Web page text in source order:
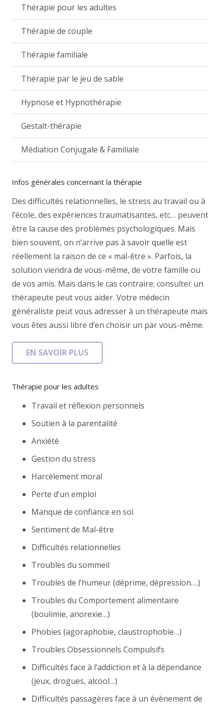
Thérapie pour les adultes
Thérapie de couple
Thérapie familiale
Thérapie par le jeu de sable
Hypnose et Hypnothérapie
Gestalt-thérapie
Médiation Conjugale & Familiale
Infos générales concernant la thérapie
Des difficultés relationnelles, le stress au travail ou à
l’école, des expériences traumatisantes, etc… peuvent
être la cause des problèmes psychologiques. Mais
bien souvent, on n’arrive pas à savoir quelle est
réellement la raison de ce « mal-être ». Parfois, la
solution viendra de vous-même, de votre famille ou
de vos amis. Mais dans le cas contraire; consulter un
thérapeute peut vous aider. Votre médecin
généraliste peut vous adresser à un thérapeute mais
vous êtes aussi libre d’en choisir un par vous-même.
EN SAVOIR PLUS
Thérapie pour les adultes
Travail et réflexion personnels
Soutien à la parentalité
Anxiété
Gestion du stress
Harcèlement moral
Perte d’un emploi
Manque de confiance en soi
Sentiment de Mal-être
Difficultés relationnelles
Troubles du sommeil
Troubles de l’humeur (déprime, dépression….)
Troubles du Comportement alimentaire
(boulimie, anorexie…)
Phobies (agoraphobie, claustrophobie…)
Troubles Obsessionnels Compulsifs
Difficultés face à l’addiction et à la dépendance
(jeux, drogues, alcool…)
Difficultés passagères face à un évènement de